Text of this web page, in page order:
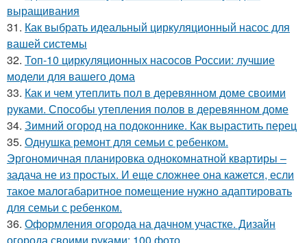
выращивания
31. Как выбрать идеальный циркуляционный насос для
вашей системы
32. Топ-10 циркуляционных насосов России: лучшие
модели для вашего дома
33. Как и чем утеплить пол в деревянном доме своими
руками. Способы утепления полов в деревянном доме
34. Зимний огород на подоконнике. Как вырастить перец
35. Однушка ремонт для семьи с ребенком.
Эргономичная планировка однокомнатной квартиры –
задача не из простых. И еще сложнее она кажется, если
такое малогабаритное помещение нужно адаптировать
для семьи с ребенком.
36. Оформления огорода на дачном участке. Дизайн